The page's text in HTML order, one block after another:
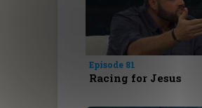
Episode 81
Racing for Jesus